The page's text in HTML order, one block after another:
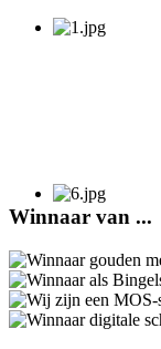
Winnaar van ...